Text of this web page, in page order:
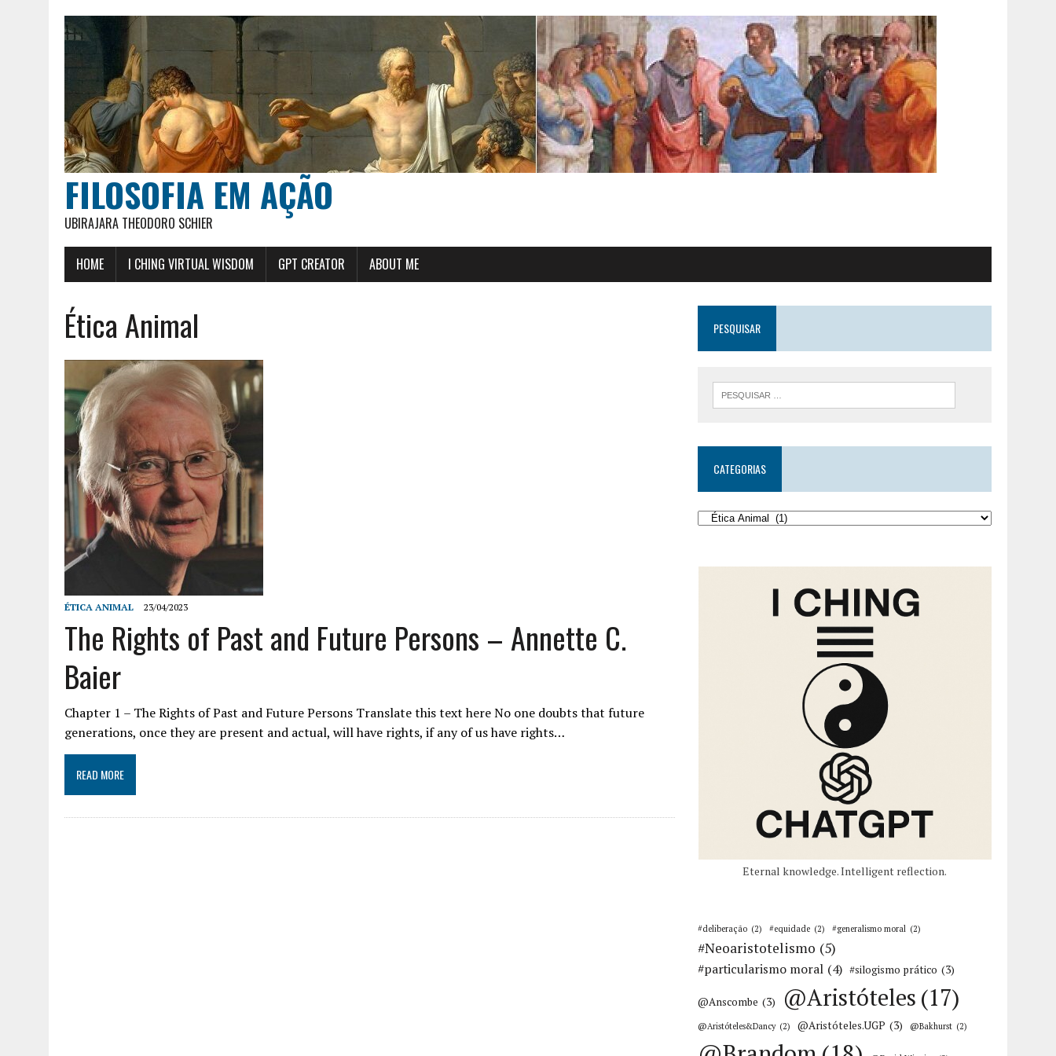
FILOSOFIA EM AÇÃO
UBIRAJARA THEODORO SCHIER
HOME I CHING VIRTUAL WISDOM GPT CREATOR ABOUT ME
Ética Animal
ÉTICA ANIMAL 23/04/2023
The Rights of Past and Future Persons – Annette C.
Baier
Chapter 1 – The Rights of Past and Future Persons Translate this text here No one doubts that future
generations, once they are present and actual, will have rights, if any of us have rights…
READ MORE
PESQUISAR
CATEGORIAS
Eternal knowledge. Intelligent reflection.
#deliberação (2) #equidade (2) #generalismo moral (2)
#Neoaristotelismo (5)
#particularismo moral (4) #silogismo prático (3)
@Anscombe (3) @Aristóteles (17)
@Aristóteles&Dancy (2) @Aristóteles.UGP (3) @Bakhurst (2)